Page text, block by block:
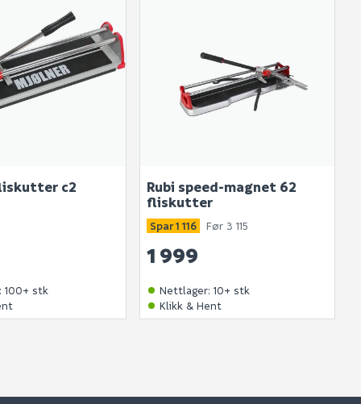
c2
100+ stk
Rubi speed-magnet 62
fliskutter
1 999
Spar 1 116 Før 3 115
Nettlager: 10+ stk
Klikk & Hent